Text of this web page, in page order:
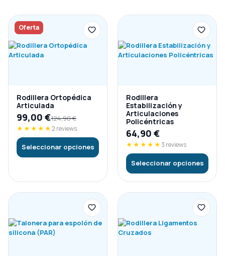
Oferta
Rodillera Ortopédica
Articulada
99,00 €124,90€
★★★★★2 reviews
Seleccionar opciones
Rodillera
Estabilización y
Articulaciones
Policéntricas
64,90 €
★★★★★3 reviews
Seleccionar opciones